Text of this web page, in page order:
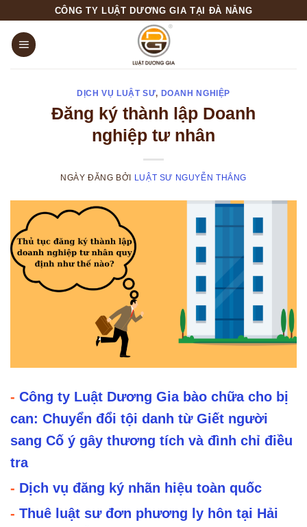
content
CÔNG TY LUẬT DƯƠNG GIA TẠI ĐÀ NẴNG
DỊCH VỤ LUẬT SƯ, DOANH NGHIỆP
Đăng ký thành lập Doanh
nghiệp tư nhân
NGÀY ĐĂNG BỞI LUẬT SƯ NGUYỄN THẮNG
- Công ty Luật Dương Gia bào chữa cho bị
can: Chuyển đổi tội danh từ Giết người
sang Cố ý gây thương tích và đình chỉ điều
tra
- Dịch vụ đăng ký nhãn hiệu toàn quốc
- Thuê luật sư đơn phương ly hôn tại Hải